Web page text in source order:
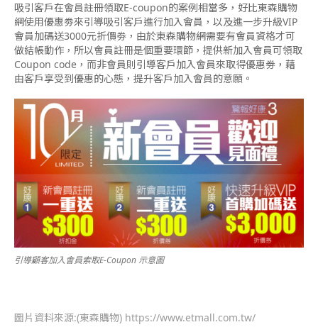
吸引客戶在會員註冊領取E-coupon的案例相當多，好比東森購物
網使用優惠劵來引導吸引客戶進行加入會員，以及進一步升級VIP
會員加碼送3000元折價劵，由於東森購物網需要有會員資格才可
做結帳動作，所以會員註冊是個重要環節，提供新加入會員可領取
Coupon code，而非會員則引導客戶加入會員來取得優惠劵，藉
由客戶享受到優惠的心態，提升客戶加入會員的意願。
引導顧客加入會員索取E-Coupon 示意圖
圖片資料來源:(東森購物) https://www.etmall.com.tw/